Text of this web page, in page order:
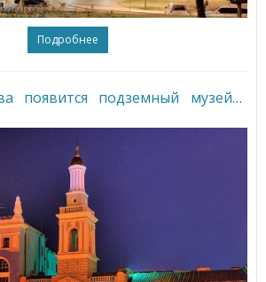
Подробнее
В центре Киева появится подземный музей